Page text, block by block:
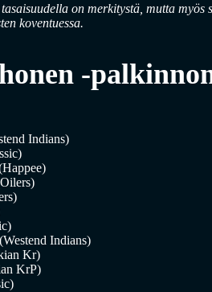
on merkitystä, mutta
koventuessa.
-
Indians)
(Westend Indians)
Kr)
KrP)